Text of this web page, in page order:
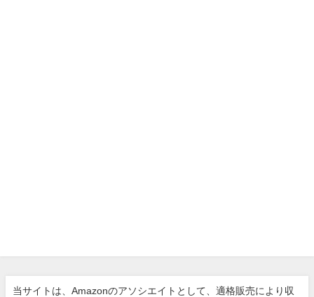
当サイトは、Amazonのアソシエイトとして、適格販売により収